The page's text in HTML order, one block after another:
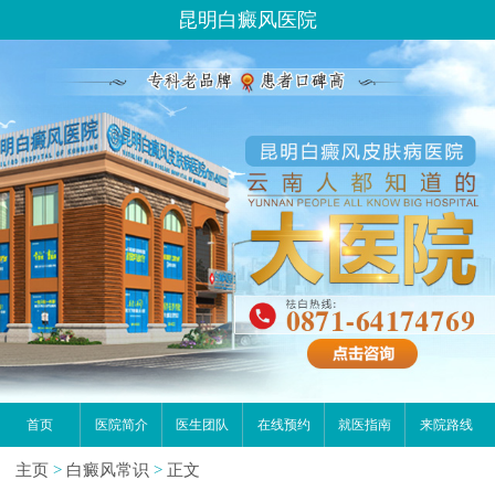
昆明白癜风医院
首页 医院简介 医生团队 在线预约 就医指南 来院路线
主页 > 白癜风常识 > 正文